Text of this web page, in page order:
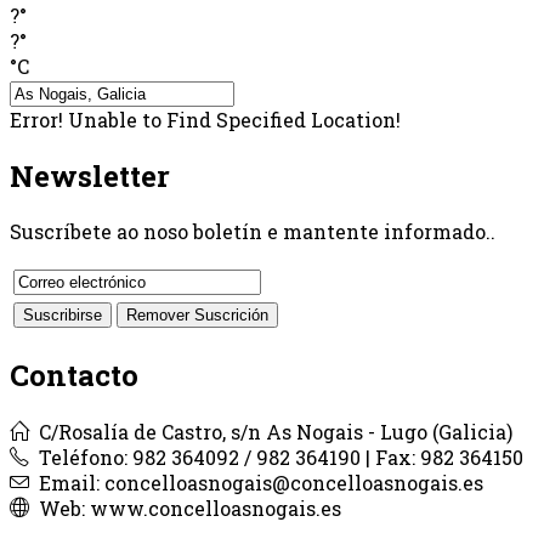
?°
?°
°C
Error! Unable to Find Specified Location!
Newsletter
Suscríbete ao noso boletín e mantente informado..
Contacto
C/Rosalía de Castro, s/n As Nogais - Lugo (Galicia)
Teléfono: 982 364092 / 982 364190 | Fax: 982 364150
Email: concelloasnogais@concelloasnogais.es
Web: www.concelloasnogais.es